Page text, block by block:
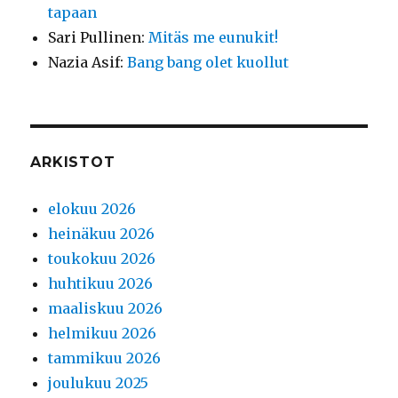
tapaan
Sari Pullinen:Mitäs me eunukit!
Nazia Asif:Bang bang olet kuollut
ARKISTOT
elokuu 2026
heinäkuu 2026
toukokuu 2026
huhtikuu 2026
maaliskuu 2026
helmikuu 2026
tammikuu 2026
joulukuu 2025